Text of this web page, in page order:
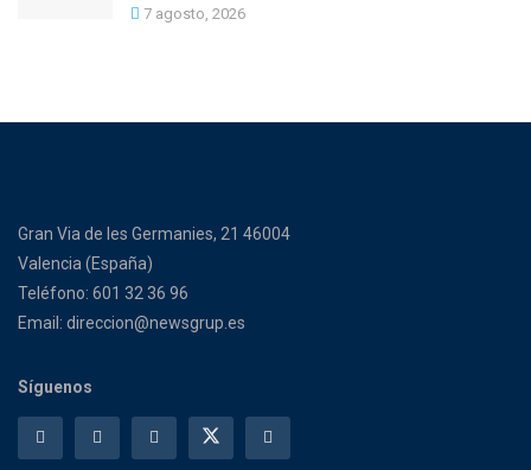
7 agosto, 2026
Gran Via de les Germanies, 21 46004
Valencia (España)
Teléfono: 601 32 36 96
Email: direccion@newsgrup.es
Síguenos